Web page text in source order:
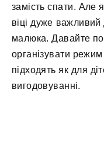
замість спати. Але
віці дуже
малюка. Давайте
організувати
підходять як для
вигодовуванні.